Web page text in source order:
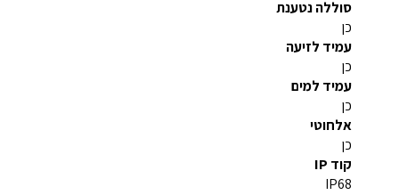
סוללה נטענת
כן
עמיד לזיעה
כן
עמיד למים
כן
אלחוטי
כן
קוד IP
IP68